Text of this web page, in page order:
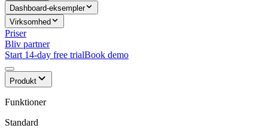
Dashboard-eksempler
Virksomhed
Priser
Bliv partner
Start 14-day free trialBook demo
Produkt
Funktioner
Standard